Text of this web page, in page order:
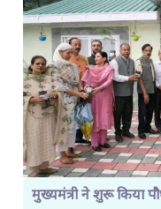
मुख्यमंत्री ने शुरू किया